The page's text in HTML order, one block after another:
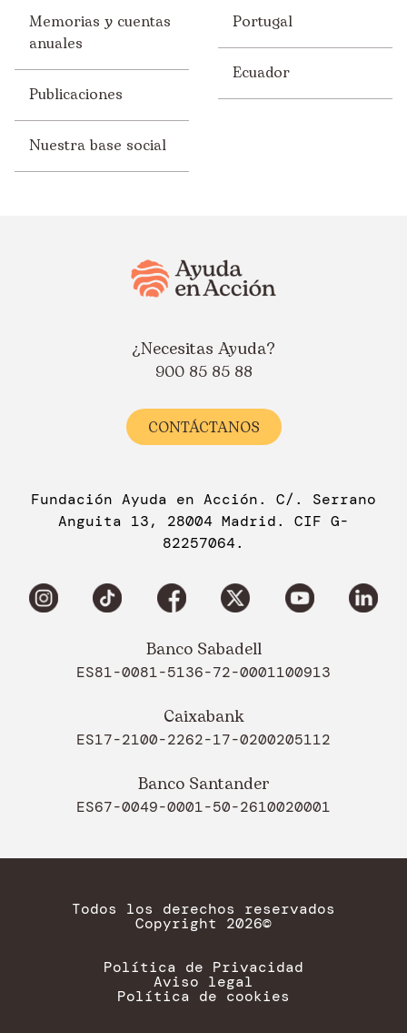
Memorias y cuentas
anuales
Publicaciones
Nuestra base social
Portugal
Ecuador
¿Necesitas Ayuda?
900 85 85 88
CONTÁCTANOS
Fundación Ayuda en Acción. C/. Serrano
Anguita 13, 28004 Madrid. CIF G-
82257064.
Banco Sabadell
ES81-0081-5136-72-0001100913
Caixabank
ES17-2100-2262-17-0200205112
Banco Santander
ES67-0049-0001-50-2610020001
Todos los derechos reservados
Copyright 2026©
Política de Privacidad
Aviso legal
Política de cookies